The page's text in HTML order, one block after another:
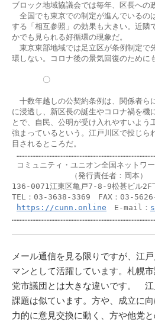
ブロック地域協議会では毎年、区長へ
全国でも東京での制定が進んでいるの
する「相互参照」の効果も大きい。近隣
かでも見られる好循環の現象だ。
東京東部地域では足立区が条例制定で
環しない。コロナ後の景気回復のため
〇
十数年越しの公契約条例は、関係者ら
に浸透し、新区長の誕生やコロナ禍を
とで、自民、公明が受け入れやすいよ
強まっているという。江戸川区で投じら
目されるところだ。
コミュニティ・ユニオン全国ネットワ
（発行責任者：岡本）
136-0071江東区亀戸7-8-9松甚ビル2F
TEL：03-3638-3369　FAX：03-
https://cunn.online E-mail：
メール通信を見る限りですが、江
マンとして活躍しています。札幌
党市議団とは大きな違いです。 江
課題は似ています。方や、成立に
力的に意見交換に動く、方や他党